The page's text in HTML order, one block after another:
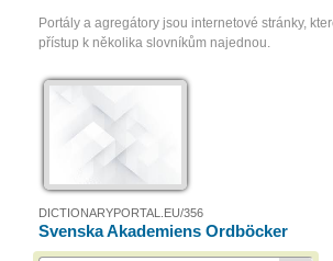
Portály a agregátory jsou internetové stránky,
přístup k několika slovníkům najednou.
DICTIONARYPORTAL.EU/356
Svenska Akademiens Ordböcker